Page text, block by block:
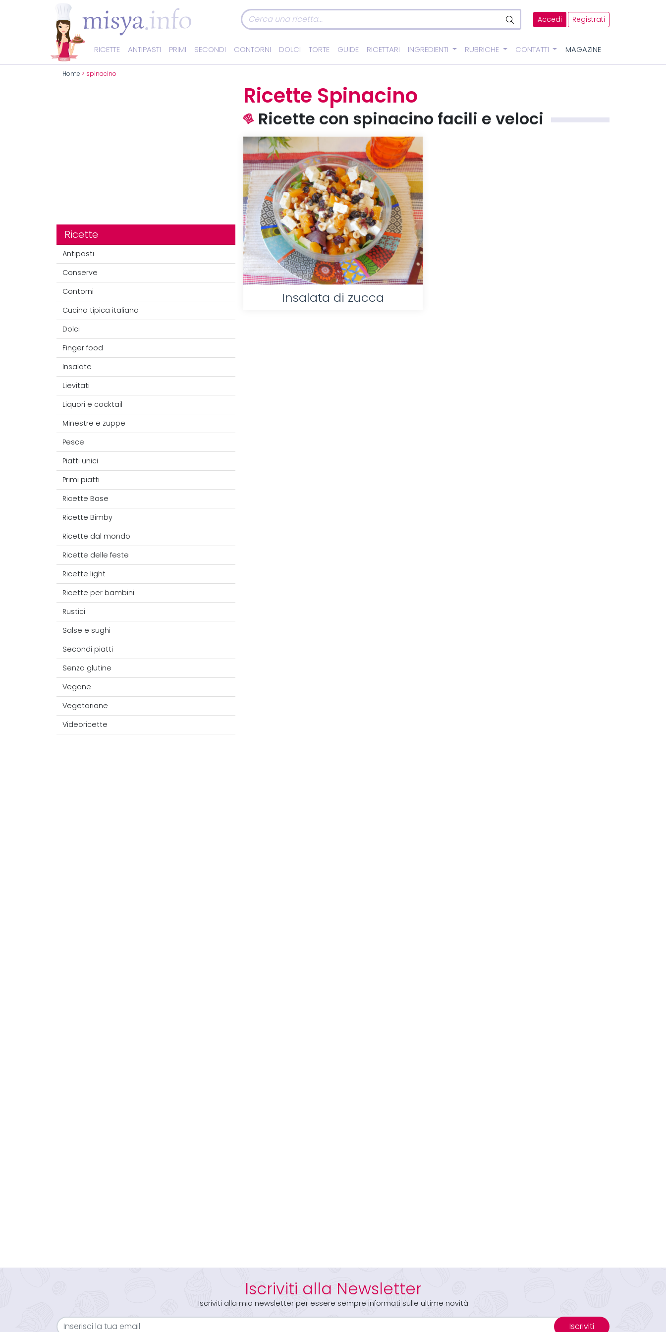
Accedi Registrati
RICETTE ANTIPASTI PRIMI SECONDI CONTORNI DOLCI TORTE GUIDE RICETTARI INGREDIENTI RUBRICHE CONTATTI MAGAZINE
Home > spinacino
Ricette
Antipasti
Conserve
Contorni
Cucina tipica italiana
Dolci
Finger food
Insalate
Lievitati
Liquori e cocktail
Minestre e zuppe
Pesce
Piatti unici
Primi piatti
Ricette Base
Ricette Bimby
Ricette dal mondo
Ricette delle feste
Ricette light
Ricette per bambini
Rustici
Salse e sughi
Secondi piatti
Senza glutine
Vegane
Vegetariane
Videoricette
Ricette Spinacino
Ricette con spinacino facili e veloci
Insalata di zucca
Iscriviti alla Newsletter
Iscriviti alla mia newsletter per essere sempre informati sulle ultime novità
Iscriviti